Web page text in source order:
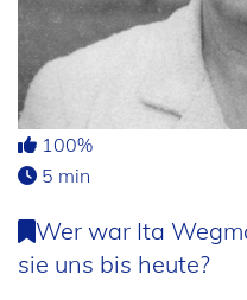
100%
5 min
Wer war Ita
sie uns bis heute?